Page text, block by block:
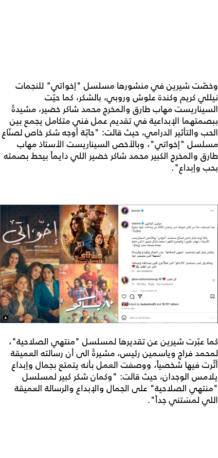
وخصّت شيرين في منشورها مسلسل "إخواتي" للنجمات
نيللي كريم وكندة علوش وروبي، بالشكر، كما حيّت
السيناريست مهاب طارق والمخرج محمد شاكر خضير، مشيدةً
ببصمتهما الإبداعية في تقديم عمل فني متكامل يجمع بين
الحب والتأثير الدرامي، حيث قالت: "حابّة أوجه شكر خاص لصنّاع
مسلسل "إخواتي"، وبالأخص السيناريست الأستاذ مهاب
طارق والمخرج الكبير محمد شاكر خضير اللي دايماً بيحط بصمته
بحب وإبداع".
كما عبّرت شيرين عن تقديرها لمسلسل "منتهي الصلاحية"،
لمحمد فراج وياسمين رئيس، مشيرةً الى أن رسالته العميقة
أثّرت فيها شخصياً، ووصفت العمل بأنه يتمتع بجمال وإبداع
يلامس الوجدان، حيث قالت: "وكمان شكر كبير لمسلسل
"منتهي الصلاحية" على الجمال والإبداع والرسالة العميقة
اللي لمسَتني جداً".